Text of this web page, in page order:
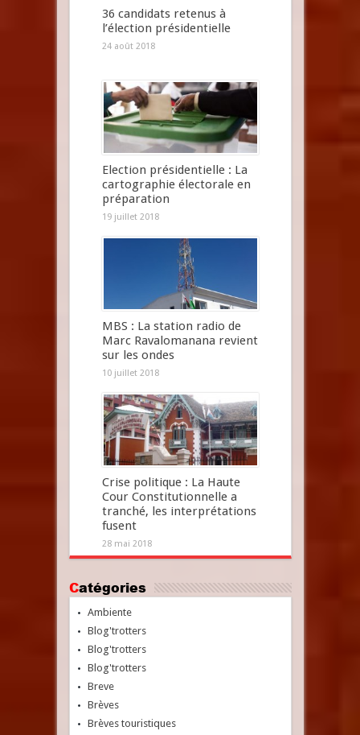
36 candidats retenus à
l’élection présidentielle
24 août 2018
Election présidentielle : La
cartographie électorale en
préparation
19 juillet 2018
MBS : La station radio de
Marc Ravalomanana revient
sur les ondes
10 juillet 2018
Crise politique : La Haute
Cour Constitutionnelle a
tranché, les interprétations
fusent
28 mai 2018
Catégories
Ambiente
Blog'trotters
Blog'trotters
Blog'trotters
Breve
Brèves
Brèves touristiques